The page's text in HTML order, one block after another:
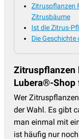
Zitruspflanzen
Zitrusbäume
Ist die Zitrus-
Die
Zitruspflanzen
Lubera®-Shop
Wer
der Wahl. Es gibt
man einmal mit
ist häufig nur